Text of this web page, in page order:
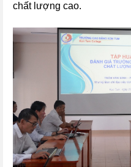
chất lượng cao.